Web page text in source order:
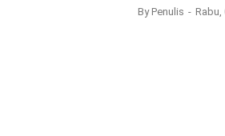
ByPenulis Rabu,